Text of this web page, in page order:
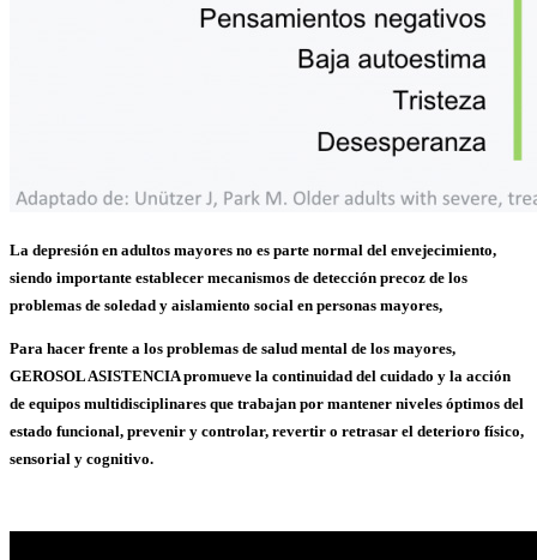
La depresión en adultos mayores no es parte normal del envejecimiento,
siendo importante establecer mecanismos de detección precoz de los
problemas de soledad y aislamiento social en personas mayores,
Para hacer frente a los problemas de salud mental de los mayores,
GEROSOLASISTENCIA promueve la continuidad del cuidado y la acción
de equipos multidisciplinares que trabajan por mantener niveles óptimos del
estado funcional, prevenir y controlar, revertir o retrasar el deterioro físico,
sensorial y cognitivo.